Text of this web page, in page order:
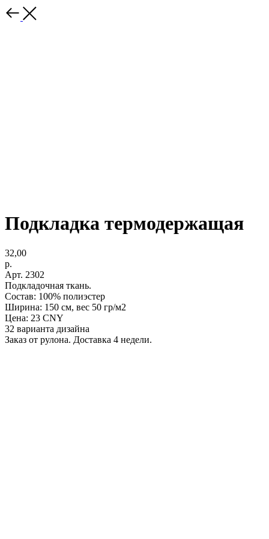
Подкладка термодержащая
32,00
р.
Арт. 2302
Подкладочная ткань.
Состав: 100% полиэстер
Ширина: 150 см, вес 50 гр/м2
Цена: 23 CNY
32 варианта дизайна
Заказ от рулона. Доставка 4 недели.